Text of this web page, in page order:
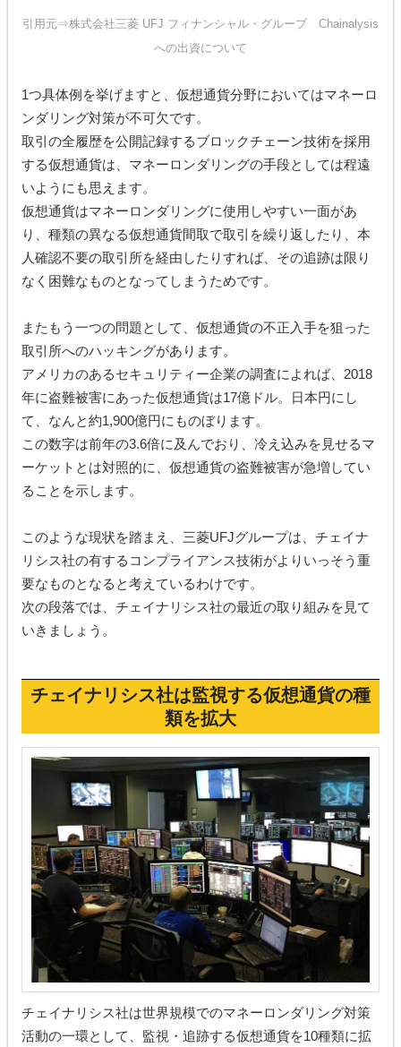
引用元⇒株式会社三菱 UFJ フィナンシャル・グループ Chainalysis
への出資について
1つ具体例を挙げますと、仮想通貨分野においてはマネーロ
ンダリング対策が不可欠です。
取引の全履歴を公開記録するブロックチェーン技術を採用
する仮想通貨は、マネーロンダリングの手段としては程遠
いようにも思えます。
仮想通貨はマネーロンダリングに使用しやすい一面があ
り、種類の異なる仮想通貨間取で取引を繰り返したり、本
人確認不要の取引所を経由したりすれば、その追跡は限り
なく困難なものとなってしまうためです。
またもう一つの問題として、仮想通貨の不正入手を狙った
取引所へのハッキングがあります。
アメリカのあるセキュリティー企業の調査によれば、2018
年に盗難被害にあった仮想通貨は17億ドル。日本円にし
て、なんと約1,900億円にものぼります。
この数字は前年の3.6倍に及んでおり、冷え込みを見せるマ
ーケットとは対照的に、仮想通貨の盗難被害が急増してい
ることを示します。
このような現状を踏まえ、三菱UFJグループは、チェイナ
リシス社の有するコンプライアンス技術がよりいっそう重
要なものとなると考えているわけです。
次の段落では、チェイナリシス社の最近の取り組みを見て
いきましょう。
チェイナリシス社は監視する仮想通貨の種
類を拡大
チェイナリシス社は世界規模でのマネーロンダリング対策
活動の一環として、監視・追跡する仮想通貨を10種類に拡